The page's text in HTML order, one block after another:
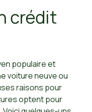
crédit
populaire et
voiture neuve ou
raisons pour
optent pour